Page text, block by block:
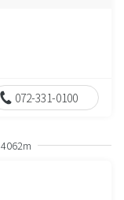
072-331-0100
4062m